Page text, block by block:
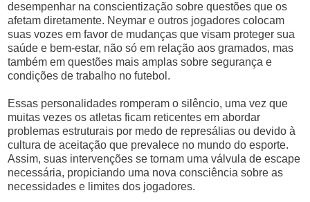
desempenhar na conscientização sobre questões que os
afetam diretamente. Neymar e outros jogadores colocam
suas vozes em favor de mudanças que visam proteger sua
saúde e bem-estar, não só em relação aos gramados, mas
também em questões mais amplas sobre segurança e
condições de trabalho no futebol.
Essas personalidades romperam o silêncio, uma vez que
muitas vezes os atletas ficam reticentes em abordar
problemas estruturais por medo de represálias ou devido à
cultura de aceitação que prevalece no mundo do esporte.
Assim, suas intervenções se tornam uma válvula de escape
necessária, propiciando uma nova consciência sobre as
necessidades e limites dos jogadores.